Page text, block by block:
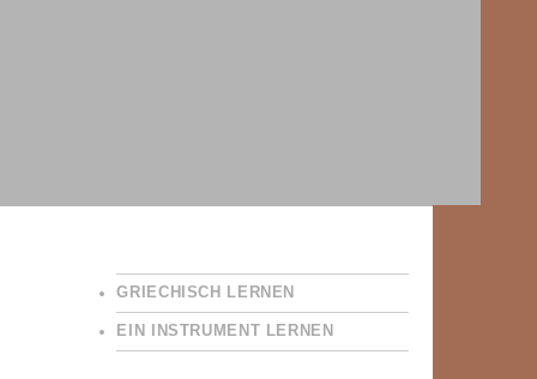
GRIECHISCH LERNEN
EIN INSTRUMENT LERNEN